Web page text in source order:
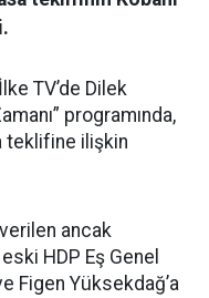
TV’de Dilek
programında,
teklifine ilişkin
ancak
HDP Eş Genel
Figen Yüksekdağ’a